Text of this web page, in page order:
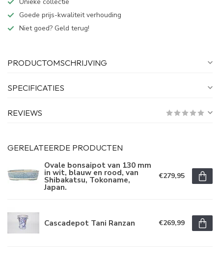
Goede prijs-kwaliteit verhouding
Niet goed? Geld terug!
PRODUCTOMSCHRIJVING
SPECIFICATIES
REVIEWS
GERELATEERDE PRODUCTEN
Ovale bonsaipot van 130 mm
in wit, blauw en rood, van
Shibakatsu, Tokoname,
Japan.
€279,95
Cascadepot Tani Ranzan €269,99